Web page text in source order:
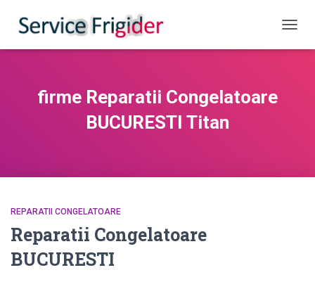
firme Reparatii Congelatoare
BUCURESTI Titan
REPARATII CONGELATOARE
Reparatii Congelatoare
BUCURESTI